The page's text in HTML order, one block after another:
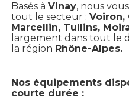
Basés à Vinay, nous
tout le secteur : Voiron,
Marcellin, Tullins,
largement dans tout le
la région Rhône-Alpes.
Nos équipements
courte durée :